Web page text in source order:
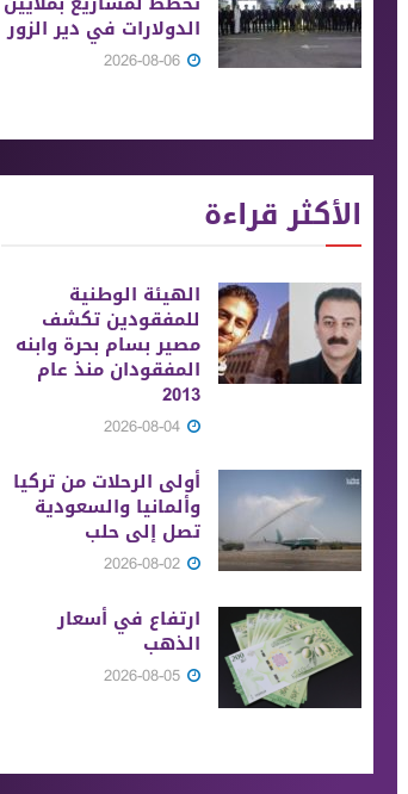
الدولارات في دير الزور
الأكثر قراءة
الهيئة الوطنية
للمفقودين تكشف
مصير بسام بحرة وابنه
المفقودان منذ عام
2013
أولى الرحلات من ‏تركيا
وألمانيا والسعودية
تصل إلى حلب
ارتفاع في أسعار
الذهب